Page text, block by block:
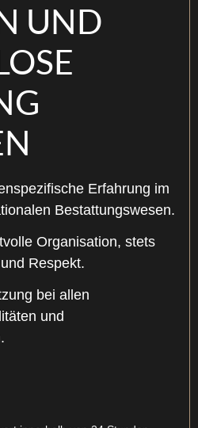
UND
Erfahrung im
Bestattungswesen.
Organisation, stets
Respekt.
bei allen
und